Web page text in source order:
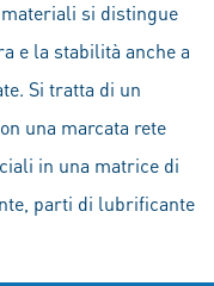
materiali si distingue
e la stabilità anche a
Si tratta di un
una marcata rete
in una matrice di
parti di lubrificante